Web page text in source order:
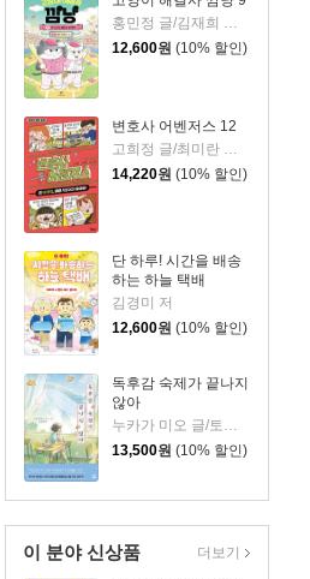
홍민정 글/김재희 그림
12,600원 (10% 할인)
변호사 어벤저스 12
고희정 글/최미란 그림/신주영 감수
14,220원 (10% 할인)
단 하루! 시간을 배송
하는 하늘 택배
김경미 저
12,600원 (10% 할인)
독후감 숙제가 끝나지
않아
누카가 미오 글/토티 그림/김지영 역
13,500원 (10% 할인)
이 분야 신상품 더보기